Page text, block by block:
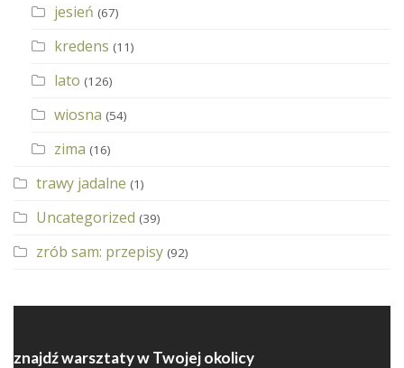
jesień (67)
kredens (11)
lato (126)
wiosna (54)
zima (16)
trawy jadalne (1)
Uncategorized (39)
zrób sam: przepisy (92)
znajdź warsztaty w Twojej okolicy